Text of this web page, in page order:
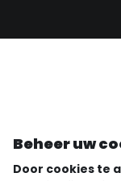
Beheer uw
Door cookies te